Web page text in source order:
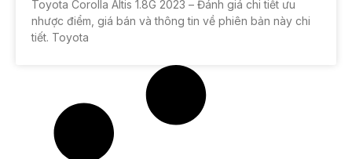
Toyota Corolla Altis 1.8G 2023 – Đánh giá chi tiết ưu
nhược điểm, giá bán và thông tin về phiên bản này chi
tiết. Toyota